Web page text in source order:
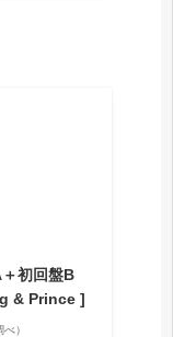
初回盤B
& Prince ]
）